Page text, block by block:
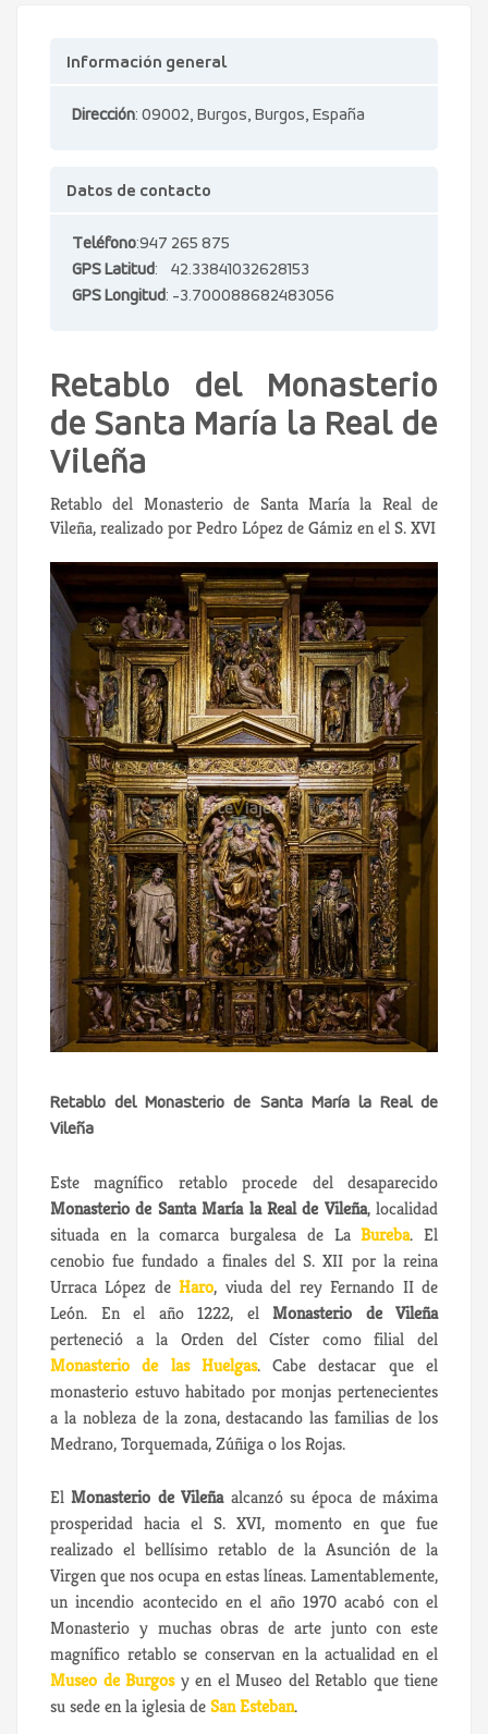
Información general
Dirección: 09002, Burgos, Burgos, España
Datos de contacto
Teléfono:947 265 875
GPS Latitud: 42.33841032628153
GPS Longitud: -3.700088682483056
Retablo del Monasterio
de Santa María la Real de
Vileña
Retablo del Monasterio de Santa María la Real de
Vileña, realizado por Pedro López de Gámiz en el S. XVI
Retablo del Monasterio de Santa María la Real de
Vileña
Este magnífico retablo procede del desaparecido
Monasterio de Santa María la Real de Vileña, localidad
situada en la comarca burgalesa de LaBureba. El
cenobio fue fundado a finales del S. XII por la reina
Urraca López deHaro, viuda del rey Fernando II de
León. En el año 1222, el Monasterio de Vileña
perteneció a la Orden del Císter como filial del
Monasterio de las Huelgas. Cabe destacar que el
monasterio estuvo habitado por monjas pertenecientes
a la nobleza de la zona, destacando las familias de los
Medrano, Torquemada, Zúñiga o los Rojas.
ElMonasterio de Vileñaalcanzó su época de máxima
prosperidad hacia el S. XVI, momento en que fue
realizado el bellísimo retablo de la Asunción de la
Virgen que nos ocupa en estas líneas. Lamentablemente,
un incendio acontecido en el año 1970 acabó con el
Monasterio y muchas obras de arte junto con este
magnífico retablo se conservan en la actualidad en el
Museo de Burgos y en el Museo del Retablo que tiene
su sede en la iglesia deSan Esteban.